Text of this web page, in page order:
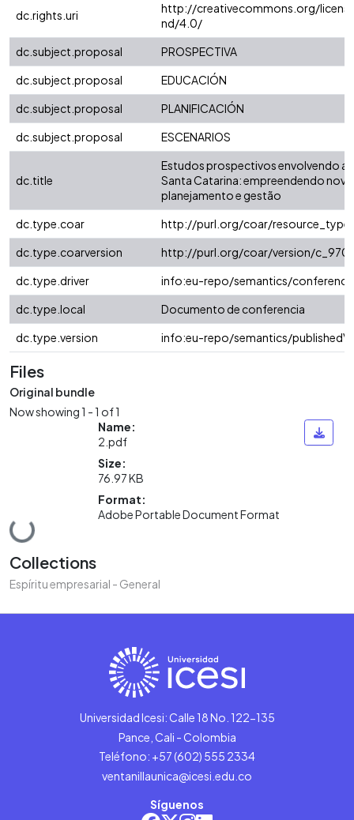
dc.rights.uri
http://creativecommons.org/
nd/4.0/
dc.subject.proposal
PROSPECTIVA
dc.subject.proposal
EDUCACIÓN
dc.subject.proposal
PLANIFICACIÓN
dc.subject.proposal
ESCENARIOS
dc.title
Estudos prospectivos envolvendo a
Santa Catarina: empreendendo
planejamento e gestão
dc.type.coar
http://purl.org/coar/
dc.type.coarversion
http://purl.org/coar/version/
dc.type.driver
info:eu-repo/semantics/
dc.type.local
Documento de conferencia
dc.type.version
info:eu-repo/semantics/
Files
Original bundle
Now showing1 - 1 of 1
Loading...
Name:
2.pdf
Size:
76.97 KB
Format:
Adobe Portable Document Format
Collections
Espíritu empresarial - General
Universidad Icesi: Calle 18 No. 122-135
Pance, Cali - Colombia
Teléfono: +57 (602) 555 2334
ventanillaunica@icesi.edu.co
Síguenos